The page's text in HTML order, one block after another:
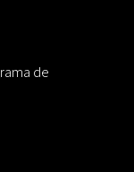
de